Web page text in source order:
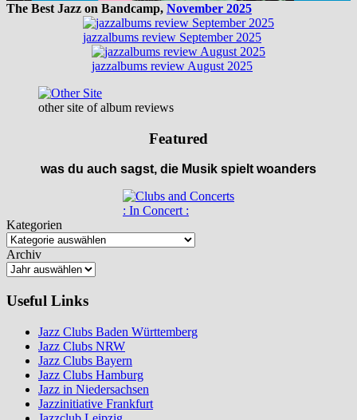
The Best Jazz on Bandcamp, November 2025
jazzalbums review September 2025
jazzalbums review August 2025
other site of album reviews
Featured
was du auch sagst, die Musik spielt woanders
: In Concert :
Kategorien
Archiv
Useful Links
Jazz Clubs Baden Württemberg
Jazz Clubs NRW
Jazz Clubs Bayern
Jazz Clubs Hamburg
Jazz in Niedersachsen
Jazzinitiative Frankfurt